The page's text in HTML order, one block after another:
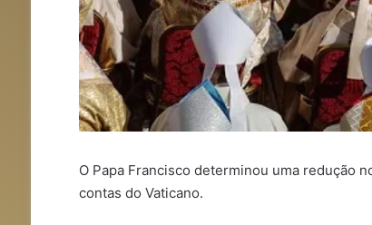
O Papa Francisco determinou uma redução
contas do Vaticano.